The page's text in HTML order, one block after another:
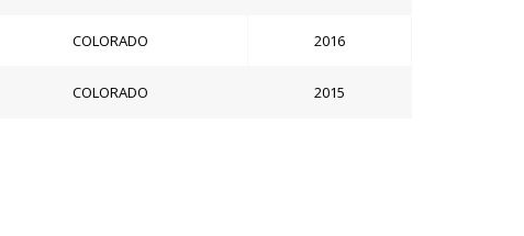
COLORADO 2016
COLORADO 2015